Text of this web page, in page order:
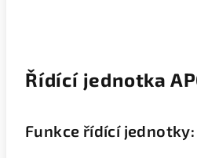
Řídící jednotka
Funkce řídící jednotky: